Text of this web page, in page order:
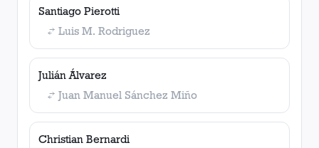
Santiago Pierotti
Luis M. Rodriguez
Julián Álvarez
Juan Manuel Sánchez Miño
Christian Bernardi